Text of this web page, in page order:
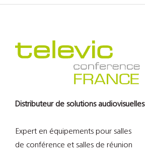
Distributeur de solutions audiovisuelles
Expert en équipements pour salles
de conférence et salles de réunion